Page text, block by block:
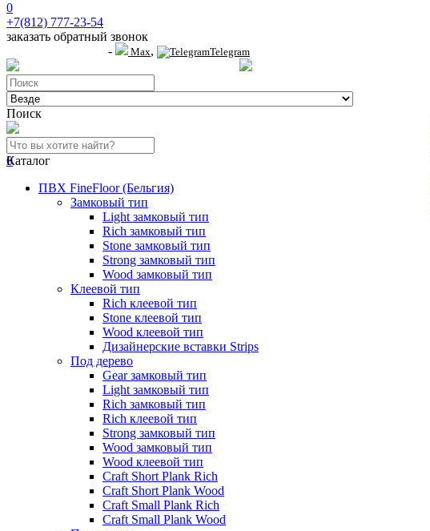
0
+7(812) 777-23-54
заказать обратный звонок
- Max, Telegram
Поиск
0
Каталог
ПВХ FineFloor (Бельгия)
Замковый тип
Light замковый тип
Rich замковый тип
Stone замковый тип
Strong замковый тип
Wood замковый тип
Клеевой тип
Rich клеевой тип
Stone клеевой тип
Wood клеевой тип
Дизайнерские вставки Strips
Под дерево
Gear замковый тип
Light замковый тип
Rich замковый тип
Rich клеевой тип
Strong замковый тип
Wood замковый тип
Wood клеевой тип
Craft Short Plank Rich
Craft Short Plank Wood
Craft Small Plank Rich
Craft Small Plank Wood